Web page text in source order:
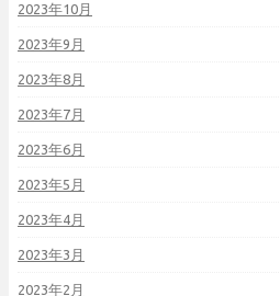
2023年10月
2023年9月
2023年8月
2023年7月
2023年6月
2023年5月
2023年4月
2023年3月
2023年2月